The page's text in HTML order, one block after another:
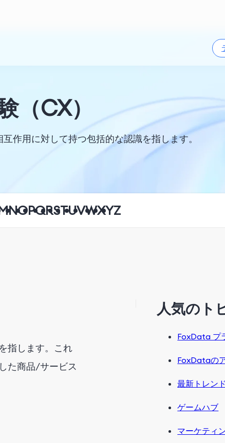
（CX）
作用に対して持つ包括的な認識を指します。
NOPQRSTUVWXYZ
指します。これ
た商品/サービス
人気のト
FoxData プ
FoxDataの
最新トレン
ゲームハブ
マーケティ